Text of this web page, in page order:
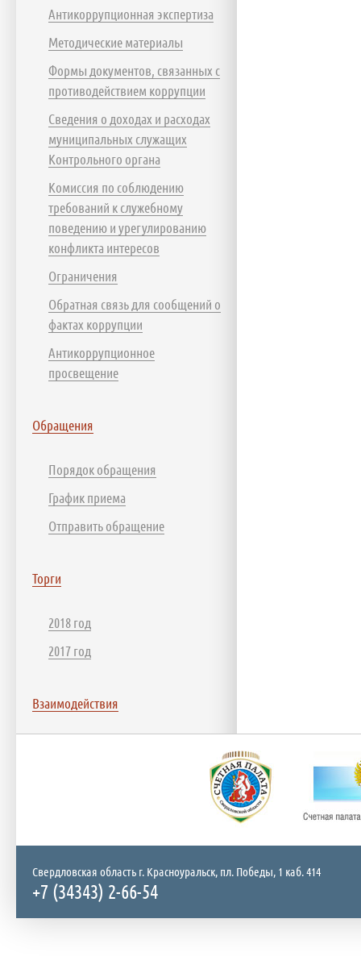
Антикоррупционная экспертиза
Методические материалы
Формы документов, связанных с
противодействием коррупции
Сведения о доходах и расходах
муниципальных служащих
Контрольного органа
Комиссия по соблюдению
требований к служебному
поведению и урегулированию
конфликта интересов
Ограничения
Обратная связь для сообщений о
фактах коррупции
Антикоррупционное
просвещение
Обращения
Порядок обращения
График приема
Отправить обращение
Торги
2018 год
2017 год
Взаимодействия
Свердловская область г. Красноуральск, пл. Победы, 1 каб. 414
+7 (34343) 2-66-54